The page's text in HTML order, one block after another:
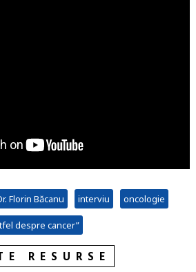
Florin Băcanu interviu oncologie
despre cancer”
RESURSE